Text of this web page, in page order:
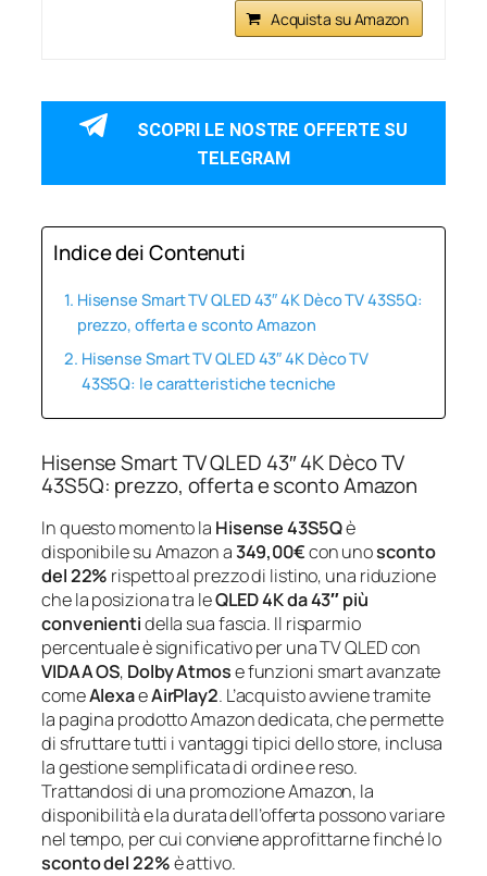
Acquista su Amazon
SCOPRI LE NOSTRE OFFERTE SU
TELEGRAM
Indice dei Contenuti
Hisense Smart TV QLED 43″ 4K Dèco TV 43S5Q:
prezzo, offerta e sconto Amazon
Hisense Smart TV QLED 43″ 4K Dèco TV
43S5Q: le caratteristiche tecniche
Hisense Smart TV QLED 43″ 4K Dèco TV
43S5Q: prezzo, offerta e sconto Amazon
In questo momento la Hisense 43S5Qè
disponibile su Amazon a349,00€con unosconto
del 22% rispetto al prezzo di listino, una riduzione
che la posiziona tra leQLED 4K da 43″ più
convenientidella sua fascia. Il risparmio
percentuale è significativo per una TV QLED con
VIDAA OS, Dolby Atmose funzioni smart avanzate
comeAlexaeAirPlay2. L’acquisto avviene tramite
la pagina prodotto Amazon dedicata, che permette
di sfruttare tutti i vantaggi tipici dello store, inclusa
la gestione semplificata di ordine e reso.
Trattandosi di una promozione Amazon, la
disponibilità e la durata dell’offerta possono variare
nel tempo, per cui conviene approfittarne finché lo
sconto del 22%è attivo.